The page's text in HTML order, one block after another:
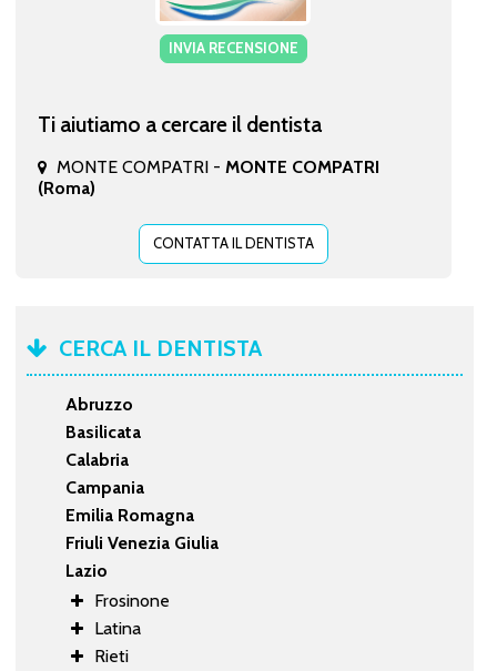
INVIA RECENSIONE
Ti aiutiamo a cercare il dentista
MONTE COMPATRI - MONTE COMPATRI
(Roma)
CONTATTA IL DENTISTA
CERCA IL DENTISTA
Abruzzo
Basilicata
Calabria
Campania
Emilia Romagna
Friuli Venezia Giulia
Lazio
Frosinone
Latina
Rieti